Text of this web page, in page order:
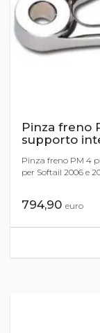
Pinza freno
supporto
Pinza freno PM 4
per Softail 2006 e
794,90 euro